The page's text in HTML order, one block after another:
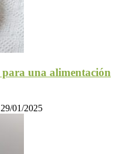
para una alimentación
29/01/2025